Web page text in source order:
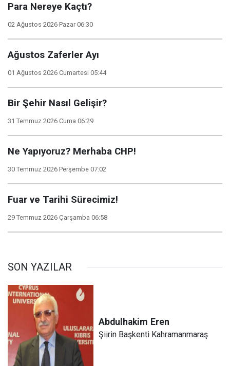
Para Nereye Kaçtı?
02 Ağustos 2026 Pazar 06:30
Ağustos Zaferler Ayı
01 Ağustos 2026 Cumartesi 05:44
Bir Şehir Nasıl Gelişir?
31 Temmuz 2026 Cuma 06:29
Ne Yapıyoruz? Merhaba CHP!
30 Temmuz 2026 Perşembe 07:02
Fuar ve Tarihi Sürecimiz!
29 Temmuz 2026 Çarşamba 06:58
SON YAZILAR
Abdulhakim Eren
Şiirin Başkenti Kahramanmaraş